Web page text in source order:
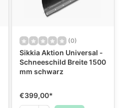
(0)
Sikkia Aktion Universal -
Schneeschild Breite 1500
mm schwarz
€399,00*